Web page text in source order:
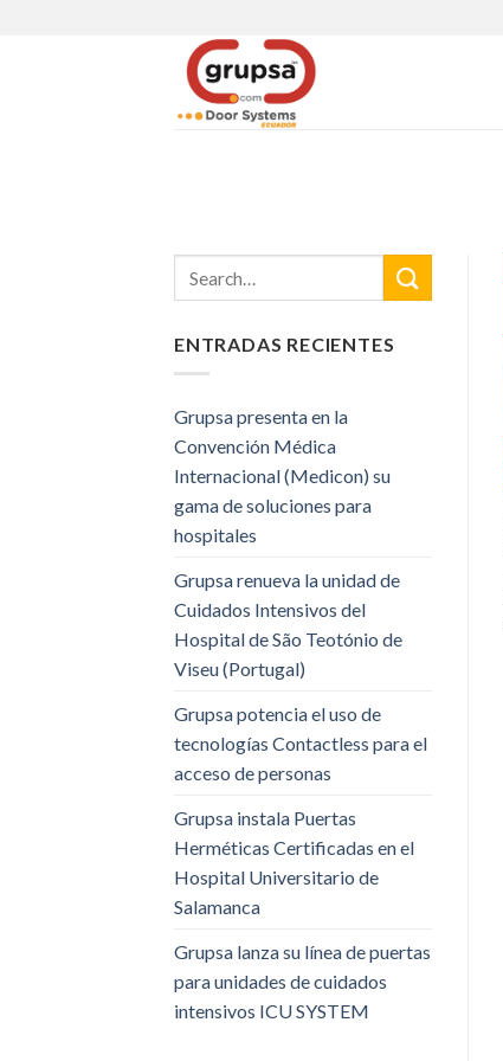
ENTRADAS RECIENTES
Grupsa presenta en la
Convención Médica
Internacional (Medicon) su
gama de soluciones para
hospitales
Grupsa renueva la unidad de
Cuidados Intensivos del
Hospital de São Teotónio de
Viseu (Portugal)
Grupsa potencia el uso de
tecnologías Contactless para el
acceso de personas
Grupsa instala Puertas
Herméticas Certificadas en el
Hospital Universitario de
Salamanca
Grupsa lanza su línea de puertas
para unidades de cuidados
intensivos ICU SYSTEM